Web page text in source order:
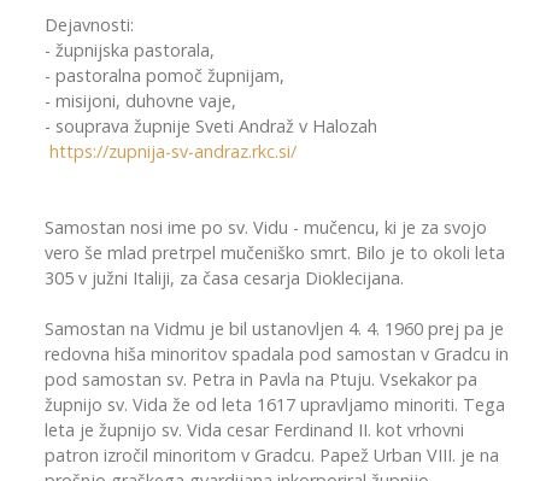
Dejavnosti:
- župnijska pastorala,
- pastoralna pomoč župnijam,
- misijoni, duhovne vaje,
- souprava župnije Sveti Andraž v Halozah
https://zupnija-sv-andraz.rkc.si/
Samostan nosi ime po sv. Vidu - mučencu, ki je za svojo
vero še mlad pretrpel mučeniško smrt. Bilo je to okoli leta
305 v južni Italiji, za časa cesarja Dioklecijana.
Samostan na Vidmu je bil ustanovljen 4. 4. 1960 prej pa je
redovna hiša minoritov spadala pod samostan v Gradcu in
pod samostan sv. Petra in Pavla na Ptuju. Vsekakor pa
župnijo sv. Vida že od leta 1617 upravljamo minoriti. Tega
leta je župnijo sv. Vida cesar Ferdinand II. kot vrhovni
patron izročil minoritom v Gradcu. Papež Urban VIII. je na